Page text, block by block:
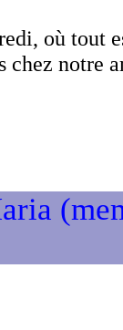
où tout
chez notre